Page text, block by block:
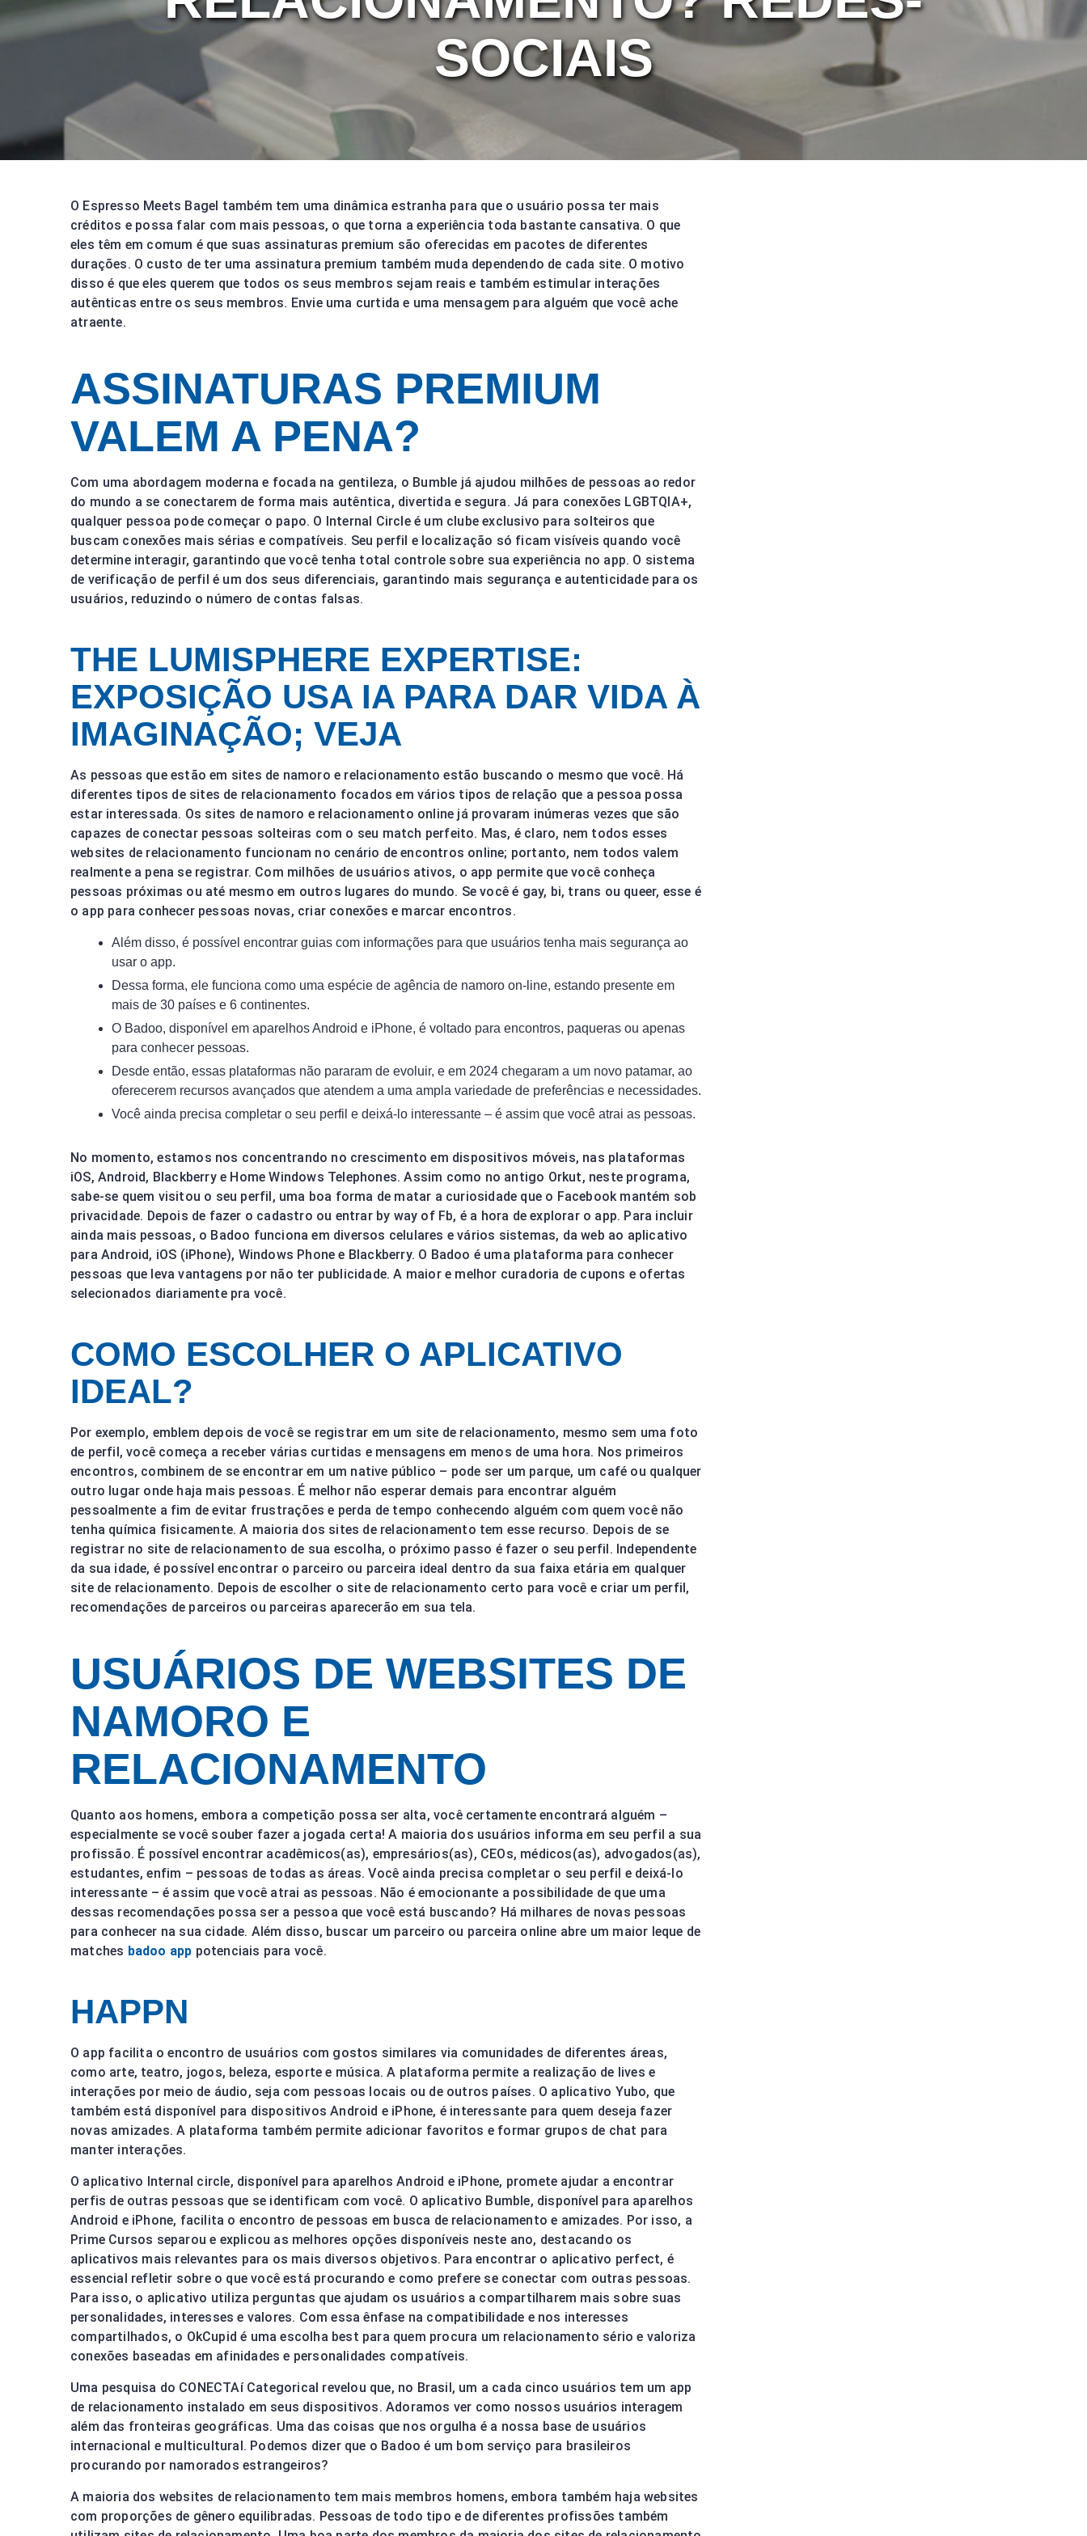
SOCIAIS
O Espresso Meets Bagel também tem uma dinâmica estranha para que o usuário possa ter mais
créditos e possa falar com mais pessoas, o que torna a experiência toda bastante cansativa. O que
eles têm em comum é que suas assinaturas premium são oferecidas em pacotes de diferentes
durações. O custo de ter uma assinatura premium também muda dependendo de cada site. O motivo
disso é que eles querem que todos os seus membros sejam reais e também estimular interações
autênticas entre os seus membros. Envie uma curtida e uma mensagem para alguém que você ache
atraente.
ASSINATURAS PREMIUM
VALEM A PENA?
Com uma abordagem moderna e focada na gentileza, o Bumble já ajudou milhões de pessoas ao redor
do mundo a se conectarem de forma mais autêntica, divertida e segura. Já para conexões LGBTQIA+,
qualquer pessoa pode começar o papo. O Internal Circle é um clube exclusivo para solteiros que
buscam conexões mais sérias e compatíveis. Seu perfil e localização só ficam visíveis quando você
determine interagir, garantindo que você tenha total controle sobre sua experiência no app. O sistema
de verificação de perfil é um dos seus diferenciais, garantindo mais segurança e autenticidade para os
usuários, reduzindo o número de contas falsas.
THE LUMISPHERE EXPERTISE:
EXPOSIÇÃO USA IA PARA DAR VIDA À
IMAGINAÇÃO; VEJA
​​​​​​​As pessoas que estão em sites de namoro e relacionamento estão buscando o mesmo que você. Há
diferentes tipos de sites de relacionamento focados em vários tipos de relação que a pessoa possa
estar interessada. Os sites de namoro e relacionamento online já provaram inúmeras vezes que são
capazes de conectar pessoas solteiras com o seu match perfeito. Mas, é claro, nem todos esses
websites de relacionamento funcionam no cenário de encontros online; portanto, nem todos valem
realmente a pena se registrar. Com milhões de usuários ativos, o app permite que você conheça
pessoas próximas ou até mesmo em outros lugares do mundo. Se você é gay, bi, trans ou queer, esse é
o app para conhecer pessoas novas, criar conexões e marcar encontros.
Além disso, é possível encontrar guias com informações para que usuários tenha mais segurança ao
usar o app.
Dessa forma, ele funciona como uma espécie de agência de namoro on-line, estando presente em
mais de 30 países e 6 continentes.
O Badoo, disponível em aparelhos Android e iPhone, é voltado para encontros, paqueras ou apenas
para conhecer pessoas.
Desde então, essas plataformas não pararam de evoluir, e em 2024 chegaram a um novo patamar, ao
oferecerem recursos avançados que atendem a uma ampla variedade de preferências e necessidades.
Você ainda precisa completar o seu perfil e deixá-lo interessante – é assim que você atrai as pessoas.
No momento, estamos nos concentrando no crescimento em dispositivos móveis, nas plataformas
iOS, Android, Blackberry e Home Windows Telephones. Assim como no antigo Orkut, neste programa,
sabe-se quem visitou o seu perfil, uma boa forma de matar a curiosidade que o Facebook mantém sob
privacidade. Depois de fazer o cadastro ou entrar by way of Fb, é a hora de explorar o app. Para incluir
ainda mais pessoas, o Badoo funciona em diversos celulares e vários sistemas, da web ao aplicativo
para Android, iOS (iPhone), Windows Phone e Blackberry. O Badoo é uma plataforma para conhecer
pessoas que leva vantagens por não ter publicidade. A maior e melhor curadoria de cupons e ofertas
selecionados diariamente pra você.
COMO ESCOLHER O APLICATIVO
IDEAL?
Por exemplo, emblem depois de você se registrar em um site de relacionamento, mesmo sem uma foto
de perfil, você começa a receber várias curtidas e mensagens em menos de uma hora. Nos primeiros
encontros, combinem de se encontrar em um native público – pode ser um parque, um café ou qualquer
outro lugar onde haja mais pessoas. É melhor não esperar demais para encontrar alguém
pessoalmente a fim de evitar frustrações e perda de tempo conhecendo alguém com quem você não
tenha química fisicamente. A maioria dos sites de relacionamento tem esse recurso. Depois de se
registrar no site de relacionamento de sua escolha, o próximo passo é fazer o seu perfil. Independente
da sua idade, é possível encontrar o parceiro ou parceira ideal dentro da sua faixa etária em qualquer
site de relacionamento. Depois de escolher o site de relacionamento certo para você e criar um perfil,
recomendações de parceiros ou parceiras aparecerão em sua tela.
USUÁRIOS DE WEBSITES DE
NAMORO E
RELACIONAMENTO
Quanto aos homens, embora a competição possa ser alta, você certamente encontrará alguém –
especialmente se você souber fazer a jogada certa! A maioria dos usuários informa em seu perfil a sua
profissão. É possível encontrar acadêmicos(as), empresários(as), CEOs, médicos(as), advogados(as),
estudantes, enfim – pessoas de todas as áreas. Você ainda precisa completar o seu perfil e deixá-lo
interessante – é assim que você atrai as pessoas. Não é emocionante a possibilidade de que uma
dessas recomendações possa ser a pessoa que você está buscando? Há milhares de novas pessoas
para conhecer na sua cidade. Além disso, buscar um parceiro ou parceira online abre um maior leque de
matches badoo app potenciais para você.
HAPPN
O app facilita o encontro de usuários com gostos similares via comunidades de diferentes áreas,
como arte, teatro, jogos, beleza, esporte e música. A plataforma permite a realização de lives e
interações por meio de áudio, seja com pessoas locais ou de outros países. O aplicativo Yubo, que
também está disponível para dispositivos Android e iPhone, é interessante para quem deseja fazer
novas amizades. A plataforma também permite adicionar favoritos e formar grupos de chat para
manter interações.
O aplicativo Internal circle, disponível para aparelhos Android e iPhone, promete ajudar a encontrar
perfis de outras pessoas que se identificam com você. O aplicativo Bumble, disponível para aparelhos
Android e iPhone, facilita o encontro de pessoas em busca de relacionamento e amizades. Por isso, a
Prime Cursos separou e explicou as melhores opções disponíveis neste ano, destacando os
aplicativos mais relevantes para os mais diversos objetivos. Para encontrar o aplicativo perfect, é
essencial refletir sobre o que você está procurando e como prefere se conectar com outras pessoas.
Para isso, o aplicativo utiliza perguntas que ajudam os usuários a compartilharem mais sobre suas
personalidades, interesses e valores. Com essa ênfase na compatibilidade e nos interesses
compartilhados, o OkCupid é uma escolha best para quem procura um relacionamento sério e valoriza
conexões baseadas em afinidades e personalidades compatíveis.
Uma pesquisa do CONECTAí Categorical revelou que, no Brasil, um a cada cinco usuários tem um app
de relacionamento instalado em seus dispositivos. Adoramos ver como nossos usuários interagem
além das fronteiras geográficas. Uma das coisas que nos orgulha é a nossa base de usuários
internacional e multicultural. Podemos dizer que o Badoo é um bom serviço para brasileiros
procurando por namorados estrangeiros?
A maioria dos websites de relacionamento tem mais membros homens, embora também haja websites
com proporções de gênero equilibradas. Pessoas de todo tipo e de diferentes profissões também